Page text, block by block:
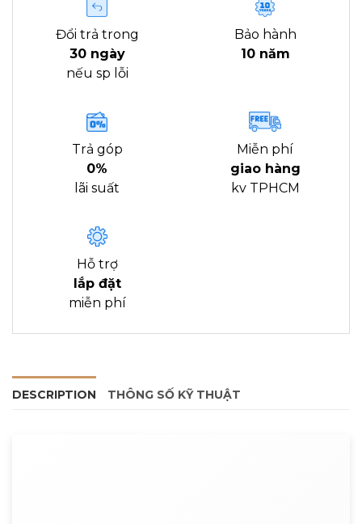
Đổi trả trong
30 ngày
nếu sp lỗi
Bảo hành
10 năm
Trả góp
0%
lãi suất
Miễn phí
giao hàng
kv TPHCM
Hỗ trợ
lắp đặt
miễn phí
DESCRIPTION THÔNG SỐ KỸ THUẬT